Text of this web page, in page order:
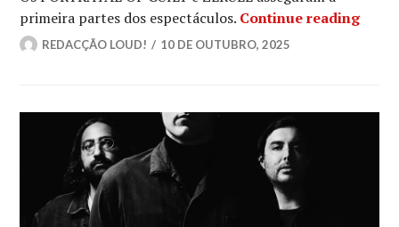
primeira partes dos espectáculos. Continue reading
REDACÇÃO LOUD! 10 DE OUTUBRO, 2025